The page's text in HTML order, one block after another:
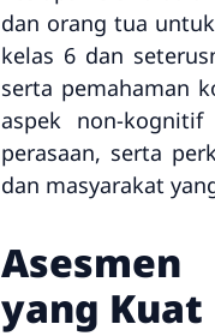
dan orang tua
kelas 6 dan
serta pemahaman
aspek non-
perasaan, serta
dan masyarakat
yang Kuat